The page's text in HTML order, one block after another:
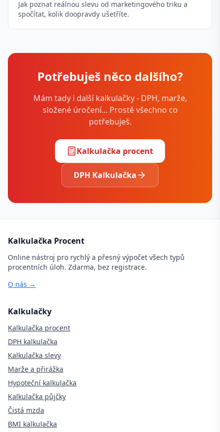
Jak poznat reálnou slevu od marketingového triku a
spočítat, kolik doopravdy ušetříte.
Potřebuješ něco dalšího?
Mám tady i další kalkulačky - DPH, marže,
složené úročení... Prostě všechno co
potřebuješ.
Kalkulačka procent
DPH Kalkulačka
Kalkulačka Procent
Online nástroj pro rychlý a přesný výpočet všech typů
procentních úloh. Zdarma, bez registrace.
O nás →
Kalkulačky
Kalkulačka procent
DPH kalkulačka
Kalkulačka slevy
Marže a přirážka
Hypoteční kalkulačka
Kalkulačka půjčky
Čistá mzda
BMI kalkulačka